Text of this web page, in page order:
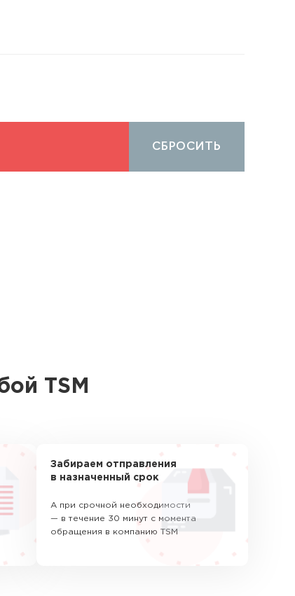
СБРОСИТЬ
TSM
Забираем отправления
в назначенный срок
А при срочной необходимости
— в течение 30 минут с момента
обращения в компанию TSM